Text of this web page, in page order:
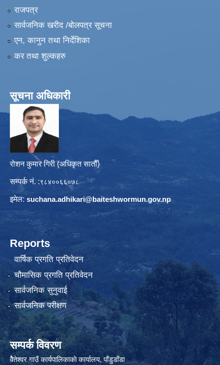
राजपत्र
सार्वजनिक खरीद /बोलपत्र सूचना
एन, कानुन तथा निर्देशिका
कर तथा शुल्कहरु
सूचना अधिकारी
रोशन कुमार गिरी (अधिकृत सातौँ)
सम्पर्क नं. :९८४००६६०७८
इमेल: suchana.adhikari@baiteshwormun.gov.np
Reports
वार्षिक प्रगति प्रतिवेदन
चौमासिक प्रगति प्रतिवेदन
सार्वजनिक सुनुवाई
सार्वजनिक परीक्षण
सम्पर्क विवरण
वैेतेश्वर गाउँ कार्यपालिकाकाे कार्यालय, पाँडुडाँडा